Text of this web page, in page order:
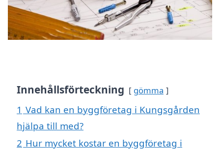
Innehållsförteckning gömma
1 Vad kan en byggföretag i Kungsgården
hjälpa till med?
2 Hur mycket kostar en byggföretag i